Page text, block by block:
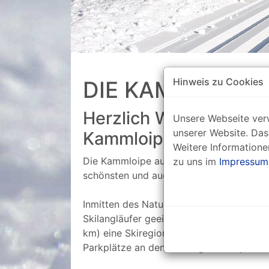
DIE KAMMLOIPE
Herzlich Willkommen
Kammloipe
Die Kammloipe auf dem Gebirgskamm
schönsten und auch schneesichersten
Inmitten des Naturparks Erzgebirge/
Skilangläufer geeignet. Sie umfasst mit
km) eine Skiregion von besonderem
Parkplätze an den Einstiegen für
Hinweis zu Cookies
Unsere Webseite
unserer Website.
Weitere
zu uns im Impressum